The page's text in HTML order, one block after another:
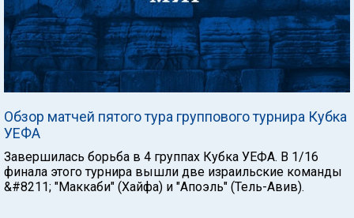
Обзор матчей пятого тура группового турнира Кубка
УЕФА
Завершилась борьба в 4 группах Кубка УЕФА. В 1/16
финала этого турнира вышли две израильские команды
&#8211; "Маккаби" (Хайфа) и "Апоэль" (Тель-Авив).